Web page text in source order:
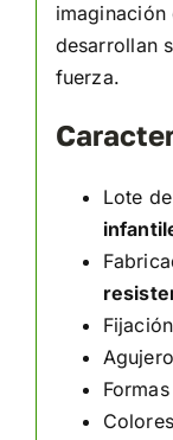
imaginación
desarrollan
fuerza.
Lote